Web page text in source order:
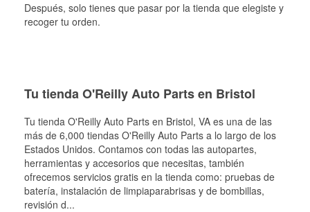
Después, solo tienes que pasar por la tienda que elegiste y
recoger tu orden.
Tu tienda O'Reilly Auto Parts en Bristol
Tu tienda O'Reilly Auto Parts en Bristol, VA es una de las
más de 6,000 tiendas O'Reilly Auto Parts a lo largo de los
Estados Unidos. Contamos con todas las autopartes,
herramientas y accesorios que necesitas, también
ofrecemos servicios gratis en la tienda como: pruebas de
batería, instalación de limpiaparabrisas y de bombillas,
revisión d...